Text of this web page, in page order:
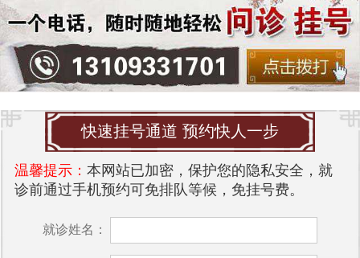
快速挂号通道 预约快人一步
温馨提示： 本网站已加密，保护您的隐私安全，就
诊前通过手机预约可免排队等候，免挂号费。
就诊姓名：